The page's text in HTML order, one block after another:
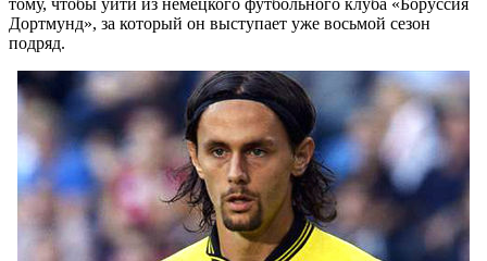
тому, чтобы уйти из немецкого футбольного клуба «Боруссия
Дортмунд», за который он выступает уже восьмой сезон
подряд.